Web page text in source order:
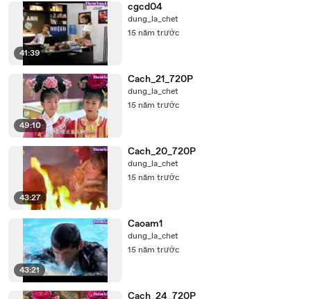
41:39
cgcd04
dung_la_chet
15 năm trước
49:10
Cach_21_720P
dung_la_chet
15 năm trước
43:27
Cach_20_720P
dung_la_chet
15 năm trước
43:21
Caoam1
dung_la_chet
15 năm trước
Cach_24_720P